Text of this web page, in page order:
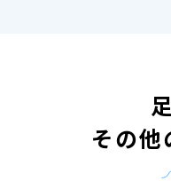
その他